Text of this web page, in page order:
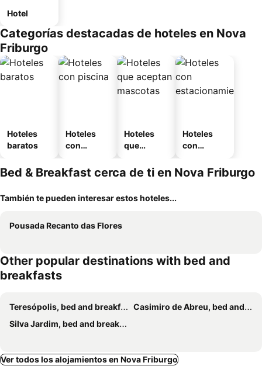
Hotel
Categorías destacadas de hoteles en Nova
Friburgo
Hoteles
baratos
Hoteles
con
Hoteles
que
mascotas
Hoteles
con
miento
Bed & Breakfast cerca de ti en Nova Friburgo
También te pueden interesar estos hoteles...
Pousada Recanto das Flores
Other popular destinations with bed and
breakfasts
Teresópolis, bed and breakfasts
Casimiro de Abreu, bed and breakfasts
Silva Jardim, bed and breakfasts
Ver todos los alojamientos en Nova Friburgo